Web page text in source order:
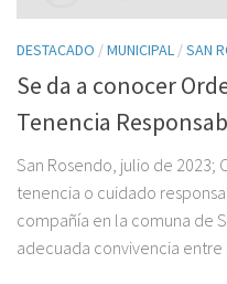
DESTACADO /MUNICIPAL /SAN
Se da a conocer
Tenencia
San Rosendo, julio de 2023;
tenencia o cuidado
compañía en la comuna de
adecuada convivencia entre